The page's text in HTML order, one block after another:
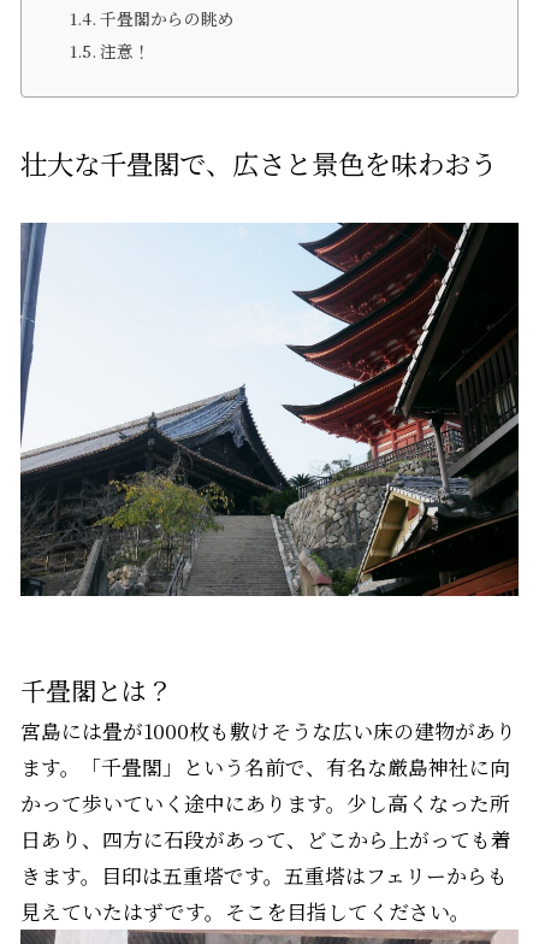
千畳閣からの眺め
注意！
壮大な千畳閣で、広さと景色を味わおう
千畳閣とは？
宮島には畳が1000枚も敷けそうな広い床の建物があり
ます。「千畳閣」という名前で、有名な厳島神社に向
かって歩いていく途中にあります。少し高くなった所
日あり、四方に石段があって、どこから上がっても着
きます。目印は五重塔です。五重塔はフェリーからも
見えていたはずです。そこを目指してください。